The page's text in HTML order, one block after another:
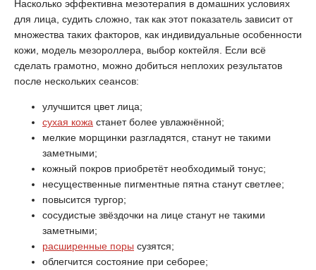
Насколько эффективна мезотерапия в домашних условиях
для лица, судить сложно, так как этот показатель зависит от
множества таких факторов, как индивидуальные особенности
кожи, модель мезороллера, выбор коктейля. Если всё
сделать грамотно, можно добиться неплохих результатов
после нескольких сеансов:
улучшится цвет лица;
сухая кожа станет более увлажнённой;
мелкие морщинки разгладятся, станут не такими
заметными;
кожный покров приобретёт необходимый тонус;
несущественные пигментные пятна станут светлее;
повысится тургор;
сосудистые звёздочки на лице станут не такими
заметными;
расширенные поры сузятся;
облегчится состояние при себорее;